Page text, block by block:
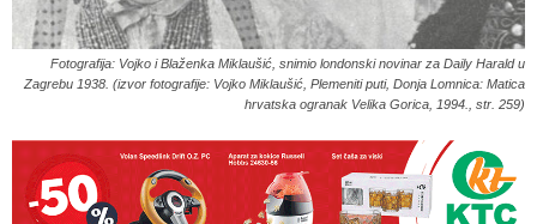
Fotografija: Vojko i Blaženka Miklaušić, snimio londonski novinar za Daily Harald u
Zagrebu 1938. (izvor fotografije: Vojko Miklaušić, Plemeniti puti, Donja Lomnica: Matica
hrvatska ogranak Velika Gorica, 1994., str. 259)